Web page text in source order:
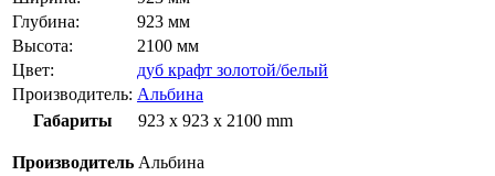
Глубина:
923 мм
Высота:
2100 мм
Цвет:
дуб крафт золотой/белый
Производитель: Альбина
Габариты
923 x 923 x 2100 mm
Производитель Альбина